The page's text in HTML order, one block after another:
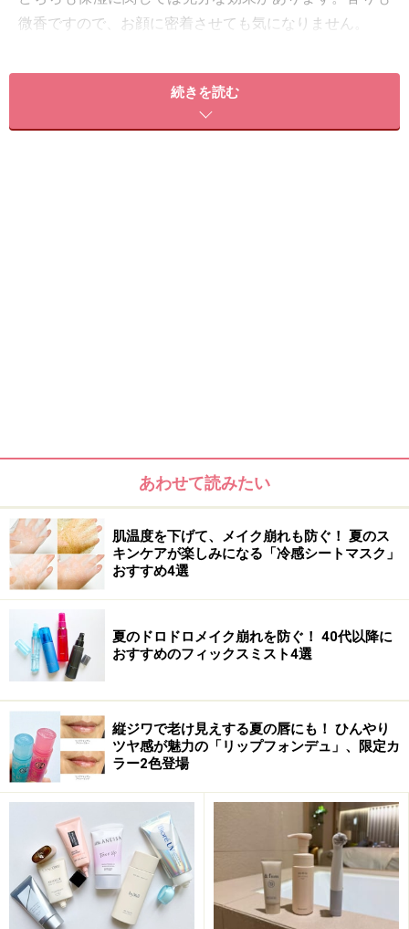
微香ですので、お顔に密着させても気になりません。
※個人の体質、また、誤った方法による実践に起因して肌荒れや
不調を引き起こす場合があります。実践の際には、必ず自身の体
質及び健康状態を十分に考慮し、正しい方法で行ってください。
続きを読む
あわせて読みたい
肌温度を下げて、メイク崩れも防ぐ！ 夏のス
キンケアが楽しみになる「冷感シートマスク」
おすすめ4選
夏のドロドロメイク崩れを防ぐ！ 40代以降に
おすすめのフィックスミスト4選
縦ジワで老け見えする夏の唇にも！ ひんやり
ツヤ感が魅力の「リップフォンデュ」、限定カ
ラー2色登場